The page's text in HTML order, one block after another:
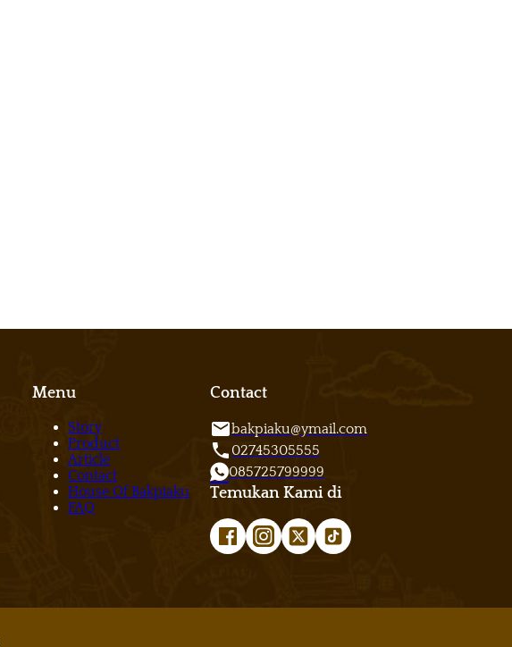
Menu
Story
Product
Article
Contact
House Of Bakpiaku
FAQ
Contact
bakpiaku@ymail.com
02745305555
085725799999
Temukan Kami di